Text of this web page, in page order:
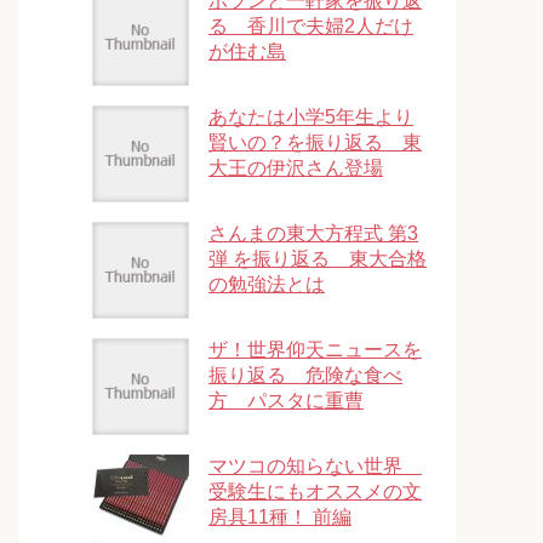
る 香川で夫婦2人だけ
が住む島
あなたは小学5年生より
賢いの？を振り返る 東
大王の伊沢さん登場
さんまの東大方程式 第3
弾 を振り返る 東大合格
の勉強法とは
ザ！世界仰天ニュースを
振り返る 危険な食べ
方 パスタに重曹
マツコの知らない世界
受験生にもオススメの文
房具11種！ 前編